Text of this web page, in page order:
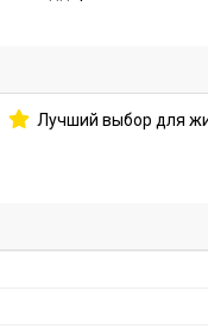
Лучший выбор для